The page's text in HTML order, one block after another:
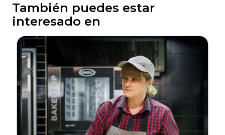
También puedes estar
interesado en